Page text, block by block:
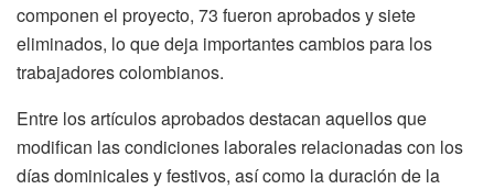
componen el proyecto, 73 fueron aprobados y siete
eliminados, lo que deja importantes cambios para los
trabajadores colombianos.
Entre los artículos aprobados destacan aquellos que
modifican las condiciones laborales relacionadas con los
días dominicales y festivos, así como la duración de la